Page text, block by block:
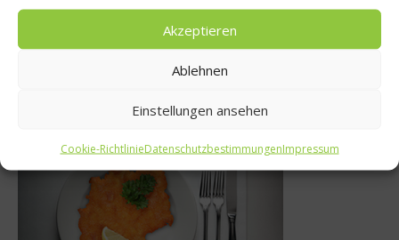
Akzeptieren
Ablehnen
Einstellungen ansehen
Cookie-RichtlinieDatenschutzbestimmungenImpressum
2014
2. Oktober
Was isst Deutschland